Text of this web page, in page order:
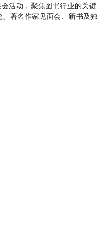
活动，聚焦图书行业的关键
著名作家见面会、新书及独